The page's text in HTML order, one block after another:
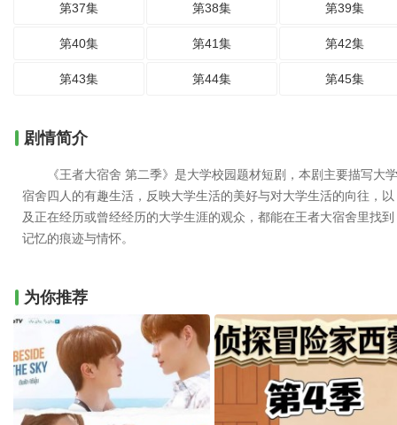
第37集 第38集 第39集
第40集 第41集 第42集
第43集 第44集 第45集
剧情简介
《王者大宿舍 第二季》是大学校园题材短剧，本剧主要描写大学
宿舍四人的有趣生活，反映大学生活的美好与对大学生活的向往，以
及正在经历或曾经经历的大学生涯的观众，都能在王者大宿舍里找到
记忆的痕迹与情怀。
为你推荐